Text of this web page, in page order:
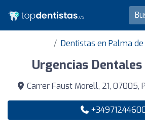
Dentistas en Palma
Urgencias
Carrer Faust Morell, 21, 07005,